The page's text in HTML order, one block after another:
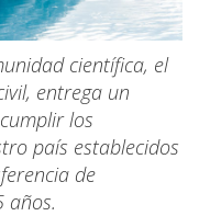
científica, el
entrega un
los
país establecidos
de
años.